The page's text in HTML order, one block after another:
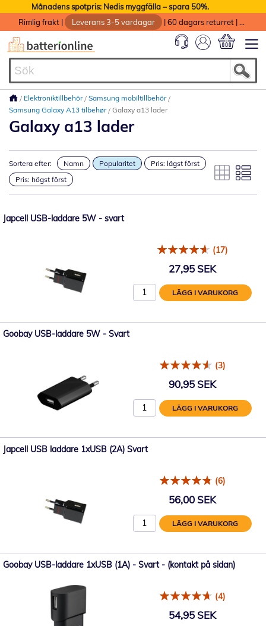
Månadens spotpris: Nedis myggfälla – spara 50%.
Rimlig frakt | Leverans 3-5 vardagar |60 dagars returret |
Elektroniktillbehör Samsung mobiltillbehör
Samsung Galaxy A13 tilbehør Galaxy a13 lader
Galaxy a13 lader
Sortera efter: Namn Popularitet
Pris: lägst först
Pris: högst först
Japcell USB-laddare 5W - svart
(17)
27,95 SEK
LÄGG I VARUKORG
Goobay USB-laddare 5W - Svart
(3)
90,95 SEK
LÄGG I VARUKORG
Japcell USB laddare 1xUSB (2A) Svart
(6)
56,00 SEK
LÄGG I VARUKORG
Goobay USB-laddare 1xUSB (1A) - Svart - (kontakt på sidan)
(4)
54,95 SEK